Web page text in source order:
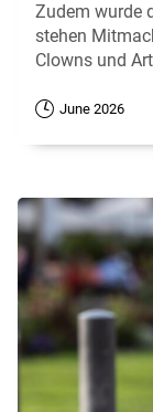
Zudem wurde
stehen
Clowns und
June 2026